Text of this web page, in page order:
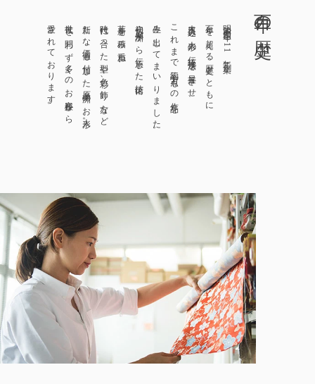
百年の歴史
明治四十四年（1911年）創業。
百年を超える歴史とともに
木目込み人形の伝統技法を昇華させ、
これまで約三十万点もの作品を
生み出してまいりました。
初代・原米洲から伝承した技術に
革新を積み重ね、
時代に合った型や色彩、飾り方など
新たな価値も付加した原孝洲のお人形。
世代を問わず多くのお客様から
愛されております。